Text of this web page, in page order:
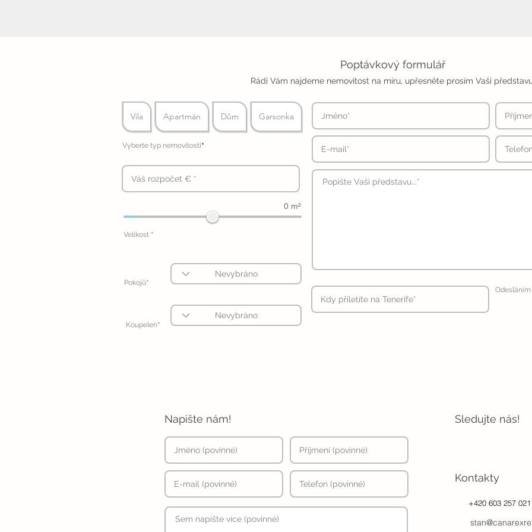
Poptávkový formulář
Rádi Vám najdeme nemovitost na míru, upřesněte prosím Vaši
Vila Apartmán Dům Garsonka
Vyberte typ nemovitosti*
0 m²
Velikost *
Pokojů*
Koupelen*
Napište nám! Sledujte nás!
Kontakty
+420 603 257 021